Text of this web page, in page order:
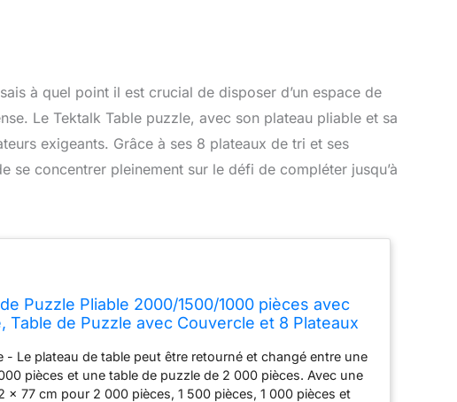
à quel point il est crucial de disposer d’un espace de
Le Tektalk Table puzzle, avec son plateau pliable et sa
exigeants. Grâce à ses 8 plateaux de tri et ses
se concentrer pleinement sur le défi de compléter jusqu’à
Puzzle Pliable 2000/1500/1000 pièces avec
Table de Puzzle avec Couvercle et 8 Plateaux
- Le plateau de table peut être retourné et changé entre une
pièces et une table de puzzle de 2 000 pièces. Avec une
× 77 cm pour 2 000 pièces, 1 500 pièces, 1 000 pièces et